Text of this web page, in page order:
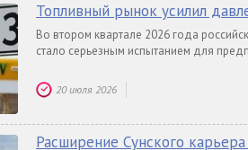
Топливный рынок усилил
Во втором квартале 2026 года
стало серьезным испытанием для
20 июля 2026
Расширение Сунского